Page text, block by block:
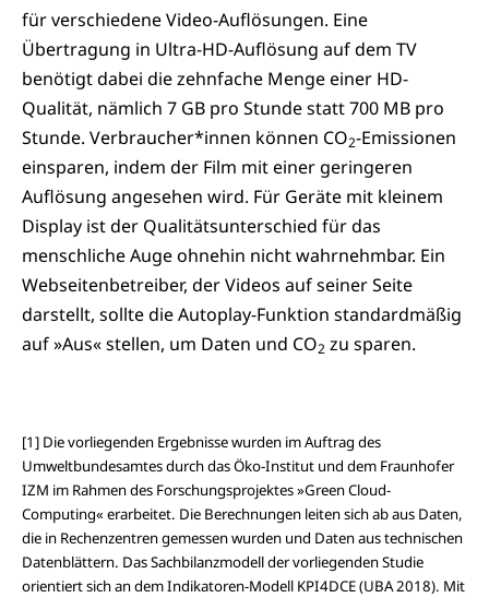
für verschiedene Video-Auflösungen. Eine
Übertragung in Ultra-HD-Auflösung auf dem TV
benötigt dabei die zehnfache Menge einer HD-
Qualität, nämlich 7 GB pro Stunde statt 700 MB pro
Stunde. Verbraucher*innen können CO2-Emissionen
einsparen, indem der Film mit einer geringeren
Auflösung angesehen wird. Für Geräte mit kleinem
Display ist der Qualitätsunterschied für das
menschliche Auge ohnehin nicht wahrnehmbar. Ein
Webseitenbetreiber, der Videos auf seiner Seite
darstellt, sollte die Autoplay-Funktion standardmäßig
auf »Aus« stellen, um Daten und CO2 zu sparen.
[1] Die vorliegenden Ergebnisse wurden im Auftrag des
Umweltbundesamtes durch das Öko-Institut und dem Fraunhofer
IZM im Rahmen des Forschungsprojektes »Green Cloud-
Computing« erarbeitet. Die Berechnungen leiten sich ab aus Daten,
die in Rechenzentren gemessen wurden und Daten aus technischen
Datenblättern. Das Sachbilanzmodell der vorliegenden Studie
orientiert sich an dem Indikatoren-Modell KPI4DCE (UBA 2018). Mit